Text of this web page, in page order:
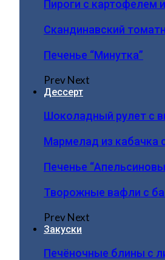
Пироги c картофелем
Скандинавский
Печенье “Минутка”
PrevNext
Дессерт
Шоколадный рулет с
Мармелад из кабачка
Печенье
Творожные вафли с
PrevNext
Закуски
Печёночные блины с